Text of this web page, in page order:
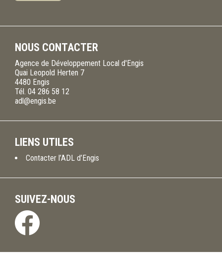
NOUS CONTACTER
Agence de Développement Local d'Engis
Quai Leopold Herten 7
4480 Engis
Tél. 04 286 58 12
adl@engis.be
LIENS UTILES
Contacter l’ADL d’Engis
SUIVEZ-NOUS